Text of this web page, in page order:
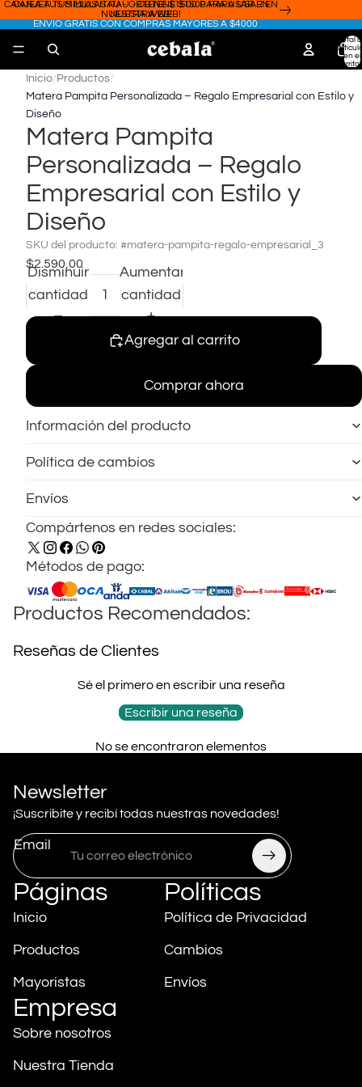
CANJEA TUS MILLAS ITAÚ - OBTENÉ $1500 PARA USAR EN
NUESTRA WEB!
CANJEA TUS MILLAS ITAÚ - OBTENÉ $1500 PARA USAR EN
NUESTRA WEB!
ENVÍO GRATIS CON COMPRAS MAYORES A $4000
Total
en el
Inicio/Productos/
Matera Pampita Personalizada – Regalo Empresarial con Estilo y
Diseño
Matera Pampita
Personalizada – Regalo
Empresarial con Estilo y
Diseño
SKU del producto: #matera-pampita-regalo-empresarial_3
$2.590,00
Disminuir
cantidad
Aumentar
cantidad
Agregar al carrito
Comprar ahora
Información del producto
Política de cambios
Envíos
Compártenos en redes sociales:
Métodos de pago:
Productos Recomendados:
Reseñas de Clientes
Sé el primero en escribir una reseña
Escribir una reseña
No se encontraron elementos
Newsletter
¡Suscribite y recibí todas nuestras novedades!
Email
Páginas
Inicio
Productos
Mayoristas
Políticas
Política de Privacidad
Cambios
Envíos
Empresa
Sobre nosotros
Nuestra Tienda
Política de privacidad
Política de reembolso
Información de contacto